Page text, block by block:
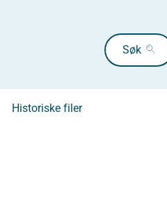
Søk
Historiske filer